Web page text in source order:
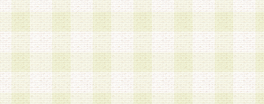
実施もしくは運営
d.その他これらに付随する業務
4.会員は、住所、電話番号その他の登録情報につ
合は、速やかに当社所定の変更手続きを行うもの
5.当社は、必要と認めた場合、会員に対して、電
手段により登録情報の対象者が会員登録者本人で